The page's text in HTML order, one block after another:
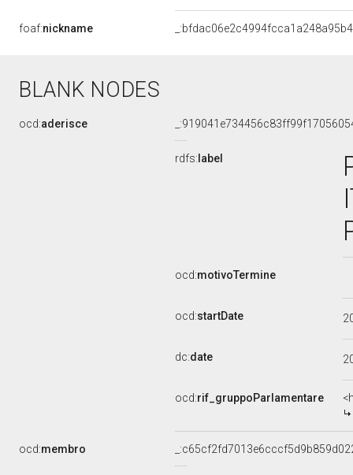
foaf:nickname
BLANK NODES
ocd:aderisce
rdfs: label
ocd:motivoTermine
ocd:startDate
dc:date
ocd:rif_gruppoParlamentare
ocd:membro